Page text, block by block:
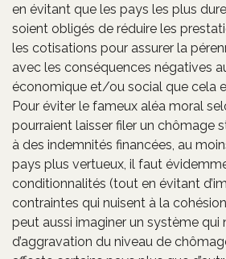
en évitant que les pays les plus
soient obligés de réduire les
les cotisations pour assurer la
avec les conséquences négatives
économique et/ou social que cela
Pour éviter le fameux aléa moral
pourraient laisser filer un chômage
à des indemnités financées, au
pays plus vertueux, il faut
conditionnalités (tout en évitant
contraintes qui nuisent à la
peut aussi imaginer un système qui
d’aggravation du niveau de